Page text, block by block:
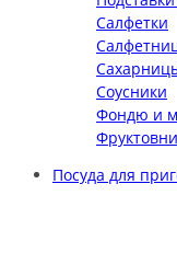
Салфетки
Соусники
Фондю и
Посуда для